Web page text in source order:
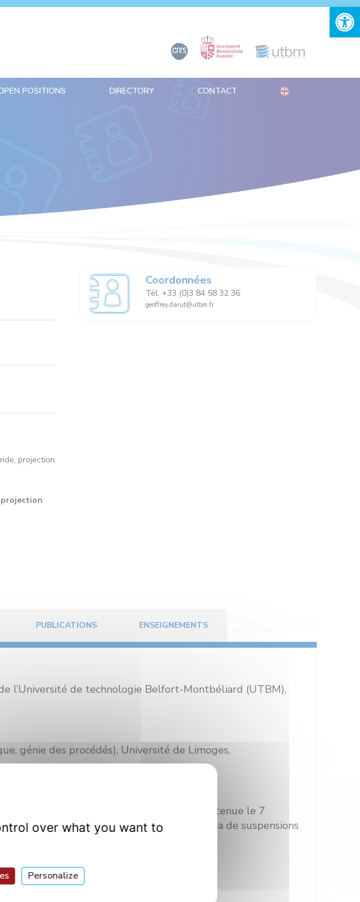
POSITIONS DIRECTORY CONTACT
projection
Coordonnées
Tél. +33 (0)3 84 58 32 36
geoffrey.darut@utbm.fr
PUBLICATIONS ENSEIGNEMENTS
l’Université de technologie Belfort-Montbéliard (UTBM),
génie des procédés), Université de Limoges,
CNRS 6638, Université de Limoges, soutenue le 7
tribologiques par projection plasma de suspensions
over what you want to
Personalize